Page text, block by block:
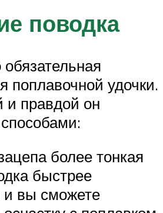
поводка
поплавочной удочки.
и правдой он
более тонкая
быстрее
и вы сможете